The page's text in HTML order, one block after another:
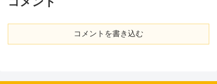
コメントを書き込む